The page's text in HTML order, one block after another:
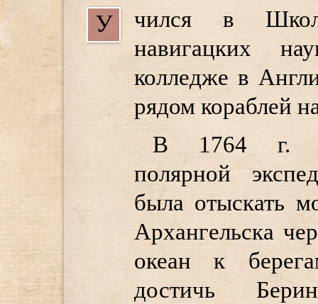
У
чился в
навигацких
колледже в
рядом кораблей
В 1764 г.
полярной
была отыскать
Архангельска
океан к
достичь